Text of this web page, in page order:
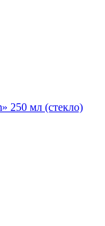
250 мл (стекло)